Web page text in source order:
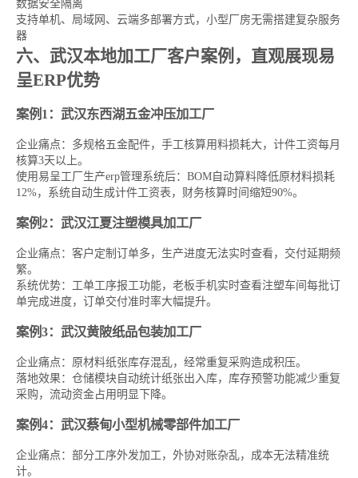
数据安全隔离
支持单机、局域网、云端多部署方式，小型厂房无需搭建复杂服务
器
六、武汉本地加工厂客户案例，直观展现易
呈ERP优势
案例1：武汉东西湖五金冲压加工厂
企业痛点：多规格五金配件，手工核算用料损耗大，计件工资每月
核算3天以上。
使用易呈工厂生产erp管理系统后：BOM自动算料降低原材料损耗
12%，系统自动生成计件工资表，财务核算时间缩短90%。
案例2：武汉江夏注塑模具加工厂
企业痛点：客户定制订单多，生产进度无法实时查看，交付延期频
繁。
系统优势：工单工序报工功能，老板手机实时查看注塑车间每批订
单完成进度，订单交付准时率大幅提升。
案例3：武汉黄陂纸品包装加工厂
企业痛点：原材料纸张库存混乱，经常重复采购造成积压。
落地效果：仓储模块自动统计纸张出入库，库存预警功能减少重复
采购，流动资金占用明显下降。
案例4：武汉蔡甸小型机械零部件加工厂
企业痛点：部分工序外发加工，外协对账杂乱，成本无法精准统
计。